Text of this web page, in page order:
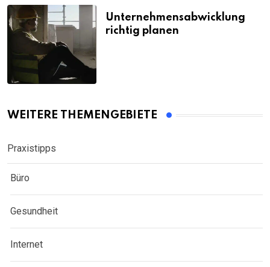
Unternehmensabwicklung
richtig planen
WEITERE THEMENGEBIETE
Praxistipps
Büro
Gesundheit
Internet